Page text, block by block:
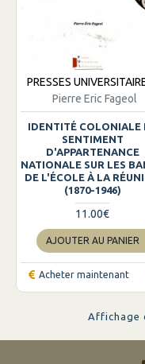
PRESSES
Pierre Eric Fageol
IDENTITÉ COLONIALE
SENTIMENT
D'APPARTENANCE
NATIONALE SUR LES
DE L'ÉCOLE À LA
(1870-1946)
11.00€
AJOUTER AU PANIER
Acheter maintenant
Affichage